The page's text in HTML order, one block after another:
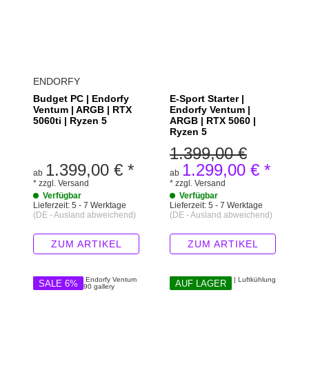
ENDORFY
Budget PC | Endorfy
Ventum | ARGB | RTX
5060ti | Ryzen 5
ab 1.399,00 € *
* zzgl. Versand
Verfügbar
Lieferzeit: 5 - 7 Werktage
(DE - Ausland abweichend)
ZUM ARTIKEL
E-Sport Starter |
Endorfy Ventum |
ARGB | RTX 5060 |
Ryzen 5
ab 1.299,00 € *
1.399,00 €
* zzgl. Versand
Verfügbar
Lieferzeit: 5 - 7 Werktage
(DE - Ausland abweichend)
ZUM ARTIKEL
SALE 6% AUF LAGER